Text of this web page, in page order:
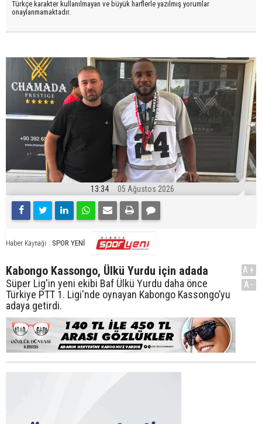
Türkçe karakter kullanılmayan ve büyük harflerle yazılmış yorumlar
onaylanmamaktadır.
13:34 05 Ağustos 2026
Haber Kaynağı SPOR YENİ
Kabongo Kassongo, Ülkü Yurdu için adada
Süper Lig'in yeni ekibi Baf Ülkü Yurdu daha önce
Türkiye PTT 1. Ligi'nde oynayan Kabongo Kassongo’yu
adaya getirdi.
A+
A-